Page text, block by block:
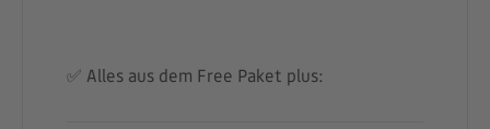
✅ Alles aus dem Free Paket plus: